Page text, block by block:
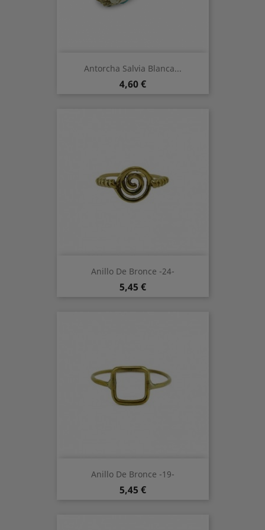
Antorcha Salvia Blanca...
Preis
4,60 €
Anillo De Bronce -24-
Preis
5,45 €
Anillo De Bronce -19-
Preis
5,45 €